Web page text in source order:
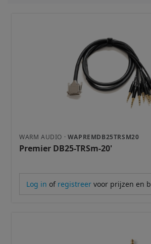
WARM AUDIO · WAPREMDB25TRSM20
Premier DB25-TRSm-20'
Log in of registreervoor prijzen en